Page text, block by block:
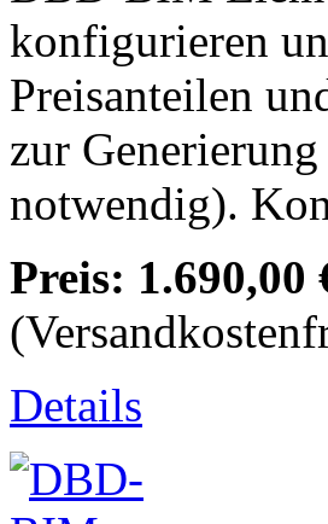
konfigurieren
Preisanteilen
zur
notwendig).
Preis: 1.690,00
Details